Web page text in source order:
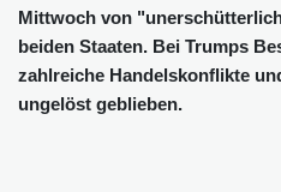
Mittwoch von
beiden Staaten. Bei Trumps
zahlreiche Handelskonflikte
ungelöst geblieben.